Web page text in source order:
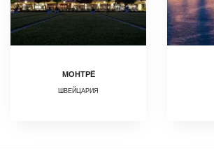
МОНТРЁ
ШВЕЙЦАРИЯ